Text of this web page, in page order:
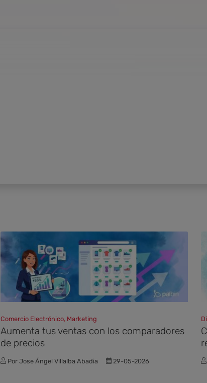
Comercio Electrónico, Marketing
Aumenta tus ventas con los comparadores
de precios
Por Jose Ángel Villalba Abadia 29-05-2026